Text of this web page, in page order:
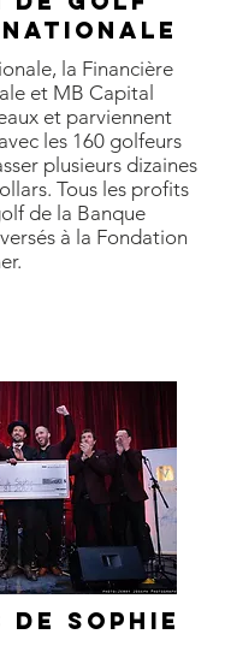
la Financière
et MB Capital
et parviennent
les 160 golfeurs
plusieurs dizaines
Tous les profits
de la Banque
à la Fondation
DE SOPHIE